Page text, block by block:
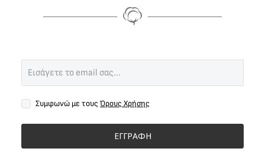
Συμφωνώ με τους Όρους Χρήσης
ΕΓΓΡΑΦΗ